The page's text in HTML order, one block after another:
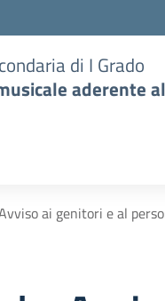
di I Grado
aderente
ai genitori e al